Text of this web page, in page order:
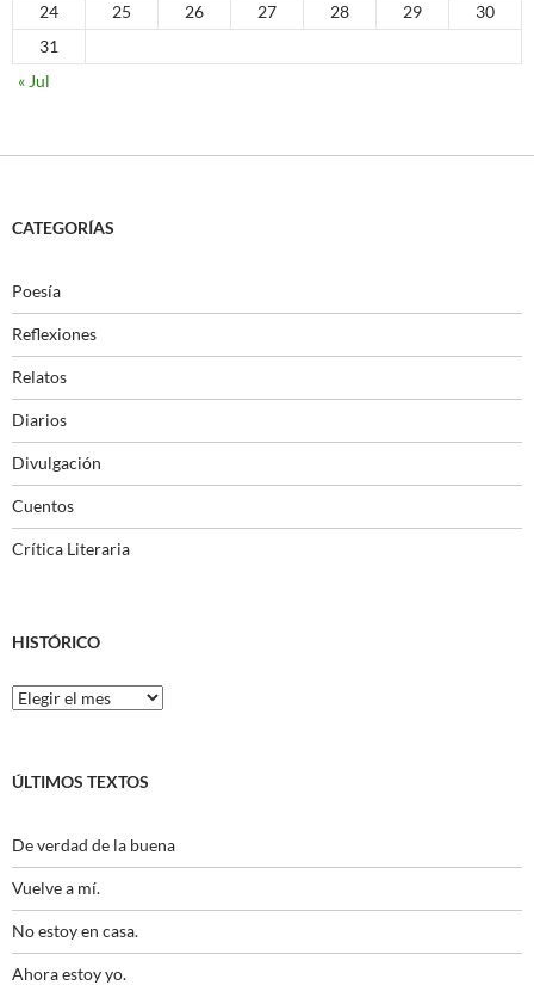
24
25 26 27 28 29
30
31
« Jul
CATEGORÍAS
Poesía
Reflexiones
Relatos
Diarios
Divulgación
Cuentos
Crítica Literaria
HISTÓRICO
Histórico
ÚLTIMOS TEXTOS
De verdad de la buena
Vuelve a mí.
No estoy en casa.
Ahora estoy yo.